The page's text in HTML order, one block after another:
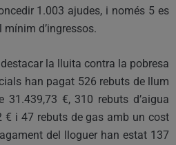
1.003 ajudes, i només 5 es
mínim d’ingressos.
la lluita contra la pobresa
han pagat 526 rebuts de llum
€, 310 rebuts d’aigua
€ i 47 rebuts de gas amb un cost
del lloguer han estat 137